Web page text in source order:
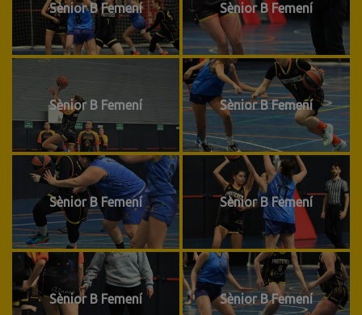
Sènior B Femení Sènior B Femení
Sènior B Femení Sènior B Femení
Sènior B Femení Sènior B Femení
Sènior B Femení Sènior B Femení